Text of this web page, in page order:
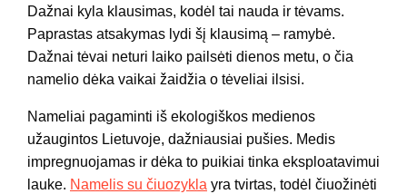
Dažnai kyla klausimas, kodėl tai nauda ir tėvams.
Paprastas atsakymas lydi šį klausimą – ramybė.
Dažnai tėvai neturi laiko pailsėti dienos metu, o čia
namelio dėka vaikai žaidžia o tėveliai ilsisi.
Nameliai pagaminti iš ekologiškos medienos
užaugintos Lietuvoje, dažniausiai pušies. Medis
impregnuojamas ir dėka to puikiai tinka eksploatavimui
lauke. Namelis su čiuozykla yra tvirtas, todėl čiuožinėti